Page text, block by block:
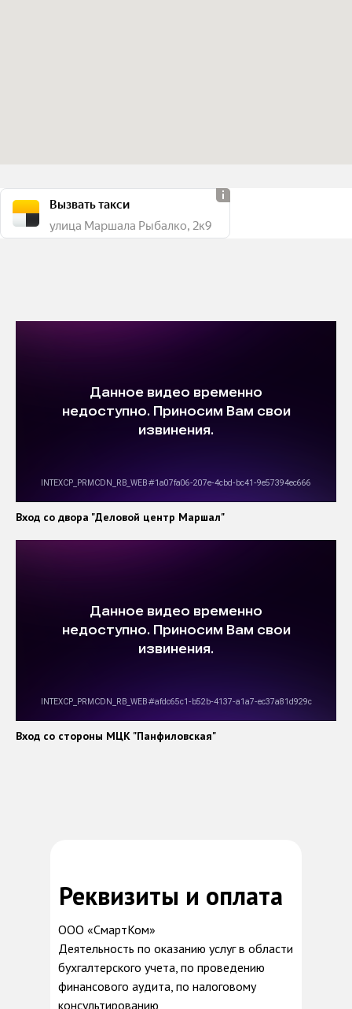
Вызвать такси
улица Маршала Рыбалко, 2к9
Вход со двора "Деловой центр Маршал"
Вход со стороны МЦК "Панфиловская"
Реквизиты и оплата
ООО «СмартКом»
Деятельность по оказанию услуг в области
бухгалтерского учета, по проведению
финансового аудита, по налоговому
консультированию